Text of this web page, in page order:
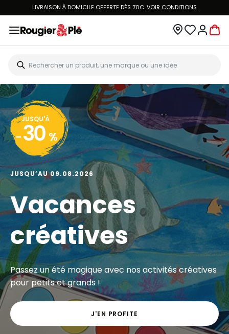
LIVRAISON À DOMICILE OFFERTE DÈS 70€.VOIR CONDITIONS
JUSQU'À
- 30 %
JUSQU’AU 09.08.2026
Vacances
créatives
Passez un été magique avec nos activités créatives
pour petits et grands !
J'EN PROFITE